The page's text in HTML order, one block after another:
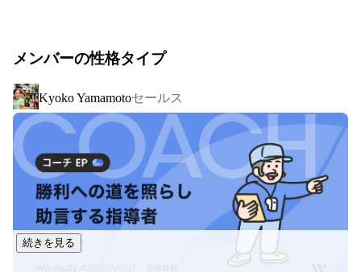
は同業であるエキスパートネットワークサービス事業をグロ
ーバルに展開している、米国Coleman Research Group, Incを
買収し子会社化し、ビザスク×Colemanの統合プラットフォー
ムは取扱高100億円に迫り、登録者数70万人超、世界7拠点に
広がりました。
国内ではすでにトップクラスのプラットフォームとなりつつ
ありますが、国内市場の更なる拡大と共に
今後よりグローバル事業も促進し、世界中の知見と挑戦をつ
なぐ、世界で一番のナレッジプラットフォームを目指して成
長を加速させてまいります。
メンバーの性格タイプ
Kyoko Yamamotoセールス
続きを見る